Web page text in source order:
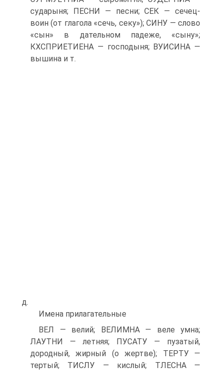
сударыня; ПЕСНИ — песни; СЕК — сечец-
воин (от глагола «сечь, секу»); СИНУ — слово
«сын» в дательном падеже, «сыну»;
КХСПРИЕТИЕНА — господыня; ВУИСИНА —
вышина и т.
д.
Имена прилагательные
ВЕЛ — велий; ВЕЛИМНА — веле умна;
ЛАУТНИ — летняя; ПУСАТУ — пузатый,
дородный, жирный (о жертве); ТЕРТУ —
тертый; ТИСЛУ — кислый; ТЛЕСНА —